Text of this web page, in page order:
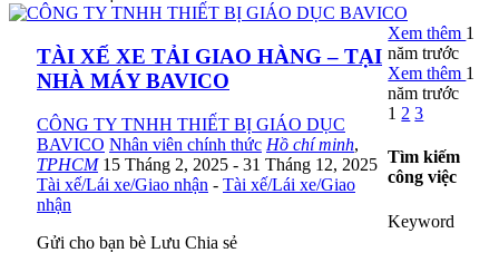
TÀI XẾ XE TẢI GIAO HÀNG – TẠI
NHÀ MÁY BAVICO
CÔNG TY TNHH THIẾT BỊ GIÁO DỤC
BAVICO Nhân viên chính thức Hồ chí minh,
TPHCM 15 Tháng 2, 2025 - 31 Tháng 12, 2025
Tài xế/Lái xe/Giao nhận - Tài xế/Lái xe/Giao
nhận
Gửi cho bạn bè Lưu Chia sẻ
Xem thêm 1
năm trước
Xem thêm 1
năm trước
1 2 3
Tìm kiếm
công việc
Keyword